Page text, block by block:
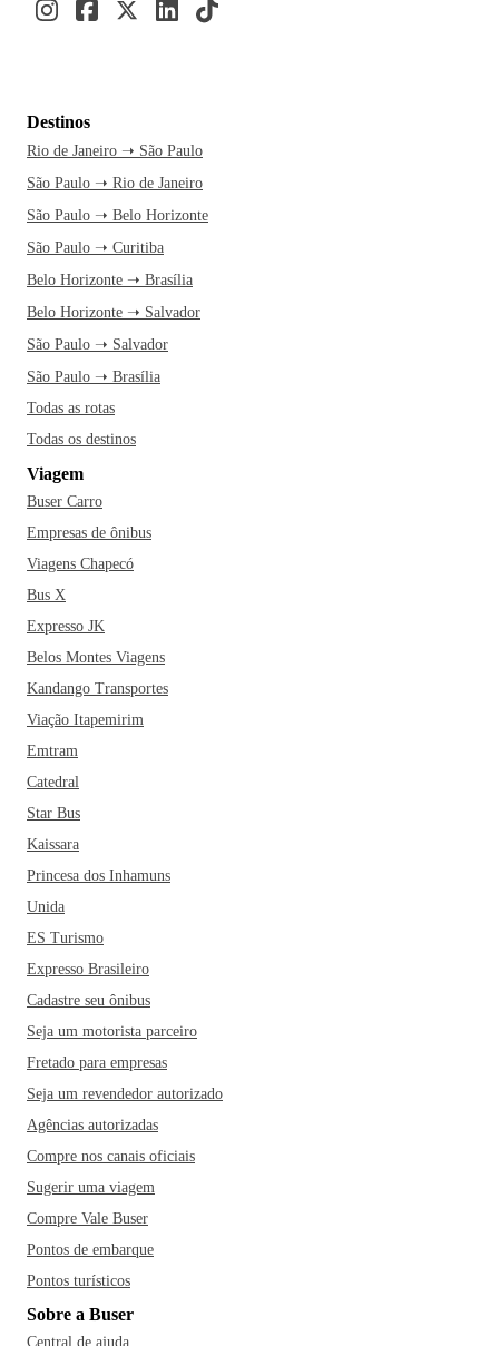
Destinos
Rio de Janeiro ➝ São Paulo
São Paulo ➝ Rio de Janeiro
São Paulo ➝ Belo Horizonte
São Paulo ➝ Curitiba
Belo Horizonte ➝ Brasília
Belo Horizonte ➝ Salvador
São Paulo ➝ Salvador
São Paulo ➝ Brasília
Todas as rotas
Todas os destinos
Viagem
Buser Carro
Empresas de ônibus
Viagens Chapecó
Bus X
Expresso JK
Belos Montes Viagens
Kandango Transportes
Viação Itapemirim
Emtram
Catedral
Star Bus
Kaissara
Princesa dos Inhamuns
Unida
ES Turismo
Expresso Brasileiro
Cadastre seu ônibus
Seja um motorista parceiro
Fretado para empresas
Seja um revendedor autorizado
Agências autorizadas
Compre nos canais oficiais
Sugerir uma viagem
Compre Vale Buser
Pontos de embarque
Pontos turísticos
Sobre a Buser
Central de ajuda